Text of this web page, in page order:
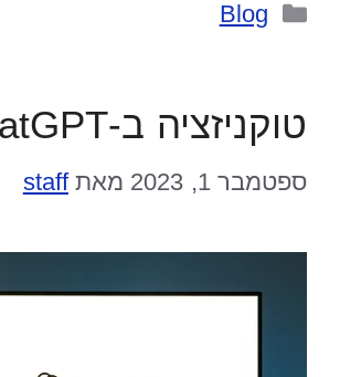
קטגוריות
Blog
טוקניזציה ב-ChatGPT
ספטמבר 1, 2023 מאתstaff